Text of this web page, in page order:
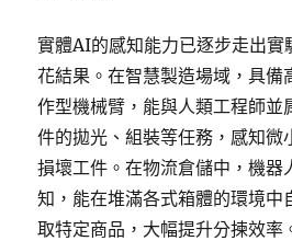
實體AI的感知能力已逐步走出實
花結果。在智慧製造場域，具備
作型機械臂，能與人類工程師並
件的拋光、組裝等任務，感知微
損壞工件。在物流倉儲中，機器
知，能在堆滿各式箱體的環境中
取特定商品，大幅提升分揀效率